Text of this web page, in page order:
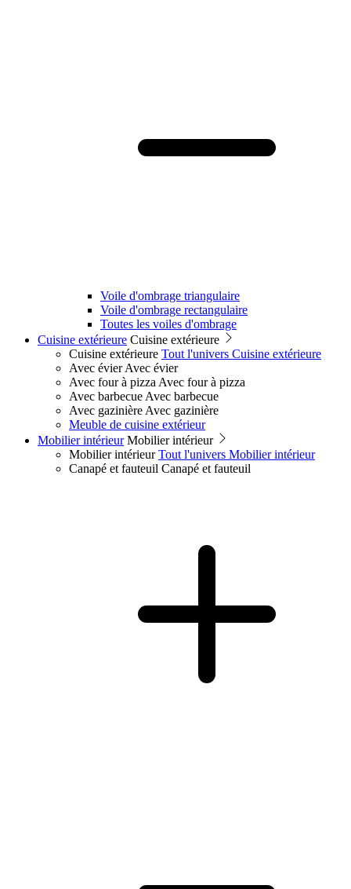
Voile d'ombrage triangulaire
Voile d'ombrage rectangulaire
Toutes les voiles d'ombrage
Cuisine extérieure Cuisine extérieure
Cuisine extérieure Tout l'univers Cuisine extérieure
Avec évier Avec évier
Avec four à pizza Avec four à pizza
Avec barbecue Avec barbecue
Avec gazinière Avec gazinière
Meuble de cuisine extérieur
Mobilier intérieur Mobilier intérieur
Mobilier intérieur Tout l'univers Mobilier intérieur
Canapé et fauteuil Canapé et fauteuil